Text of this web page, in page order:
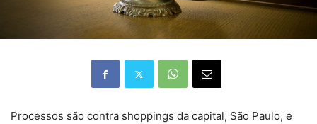
Processos são contra shoppings da capital, São Paulo, e